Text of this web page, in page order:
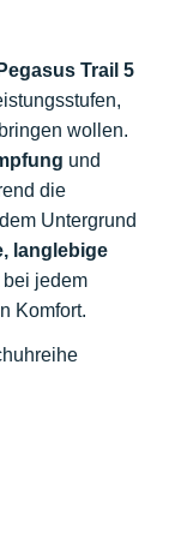
Trail 5
wollen.
und
die
Untergrund
langlebige
bei jedem
Komfort.